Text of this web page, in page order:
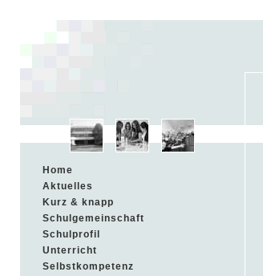
Home
Aktuelles
Kurz & knapp
Schulgemeinschaft
Schulprofil
Unterricht
Selbstkompetenz